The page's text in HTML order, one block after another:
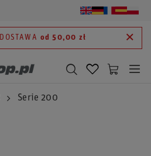
od 50,00 zł
Serie 200